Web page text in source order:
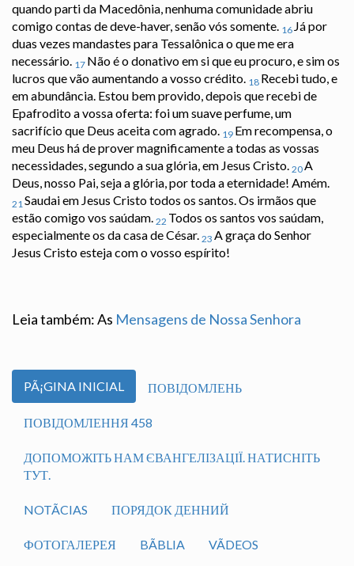
quando parti da Macedônia, nenhuma comunidade abriu
comigo contas de deve-haver, senão vós somente. 16 Já por
duas vezes mandastes para Tessalônica o que me era
necessário. 17 Não é o donativo em si que eu procuro, e sim os
lucros que vão aumentando a vosso crédito. 18 Recebi tudo, e
em abundância. Estou bem provido, depois que recebi de
Epafrodito a vossa oferta: foi um suave perfume, um
sacrifício que Deus aceita com agrado. 19 Em recompensa, o
meu Deus há de prover magnificamente a todas as vossas
necessidades, segundo a sua glória, em Jesus Cristo. 20A
Deus, nosso Pai, seja a glória, por toda a eternidade! Amém.
21Saudai em Jesus Cristo todos os santos. Os irmãos que
estão comigo vos saúdam. 22 Todos os santos vos saúdam,
especialmente os da casa de César. 23 A graça do Senhor
Jesus Cristo esteja com o vosso espírito!
Leia também: As Mensagens de Nossa Senhora
PÃ¡GINA INICIAL ПОВІДОМЛЕНЬ
ПОВІДОМЛЕННЯ 458
ДОПОМОЖІТЬ НАМ ЄВАНГЕЛІЗАЦІЇ. НАТИСНІТЬ
ТУТ.
NOTÃ­CIAS ПОРЯДОК ДЕННИЙ
ФОТОГАЛЕРЕЯ BÃ­BLIA VÃ­DEOS